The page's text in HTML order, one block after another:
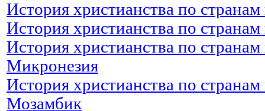
История христианства по
История христианства по
История христианства по
Микронезия
История христианства по
Мозамбик